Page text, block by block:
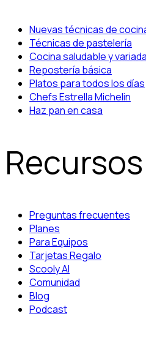
Nuevas técnicas de
Técnicas de pastelería
Cocina saludable y variada
Repostería básica
Platos para todos los días
Chefs Estrella Michelin
Haz pan en casa
Recursos
Preguntas frecuentes
Planes
Para Equipos
Tarjetas Regalo
Scooly AI
Comunidad
Blog
Podcast